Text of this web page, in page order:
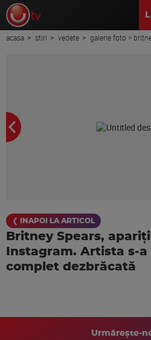
acasa stiri vedete galerie foto > britney spears,
❮ INAPOI LA ARTICOL
Britney Spears,
Instagram. Artista s-
complet dezbrăcată
Urmărește-